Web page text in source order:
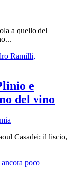
a quello del
e
del vino
Casadei: il liscio,